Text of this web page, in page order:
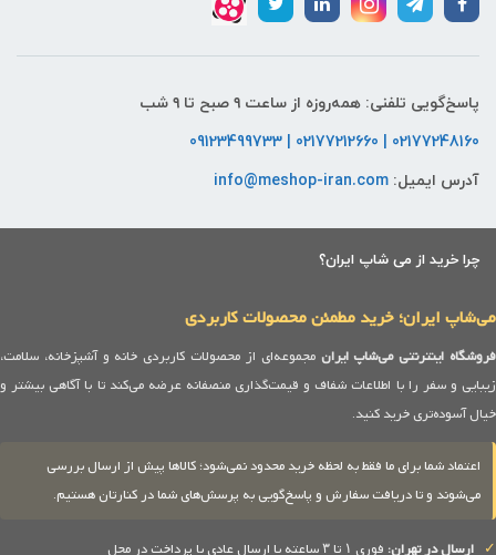
پاسخ‌گویی تلفنی: همه‌روزه از ساعت ۹ صبح تا ۹ شب
02177248160 | 02177212660 | 09123499733
آدرس ایمیل: info@meshop-iran.com
چرا خرید از می شاپ ایران؟
می‌شاپ ایران؛ خرید مطمئن محصولات کاربردی
فروشگاه اینترنتی می‌شاپ ایران مجموعه‌ای از محصولات کاربردی خانه و آشپزخانه، سلامت،
زیبایی و سفر را با اطلاعات شفاف و قیمت‌گذاری منصفانه عرضه می‌کند تا با آگاهی بیشتر و
خیال آسوده‌تری خرید کنید.
اعتماد شما برای ما فقط به لحظه خرید محدود نمی‌شود؛ کالاها پیش از ارسال بررسی
می‌شوند و تا دریافت سفارش و پاسخ‌گویی به پرسش‌های شما در کنارتان هستیم.
✓ ارسال در تهران: فوری ۱ تا ۳ ساعته یا ارسال عادی با پرداخت در محل